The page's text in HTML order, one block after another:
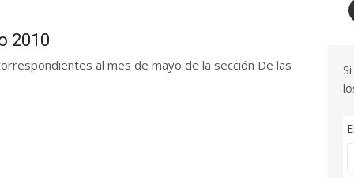
2010
al mes de mayo de la sección De las